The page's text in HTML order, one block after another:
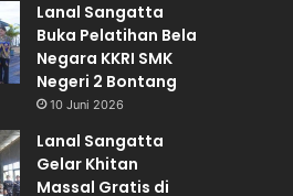
Lanal Sangatta
Buka Pelatihan Bela
Negara KKRI SMK
Negeri 2 Bontang
10 Juni 2026
Lanal Sangatta
Gelar Khitan
Massal Gratis di